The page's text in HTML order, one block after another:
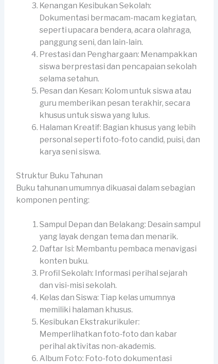
Kenangan Kesibukan Sekolah:
Dokumentasi bermacam-macam kegiatan,
seperti upacara bendera, acara olahraga,
panggung seni, dan lain-lain.
Prestasi dan Penghargaan: Menampakkan
siswa berprestasi dan pencapaian sekolah
selama setahun.
Pesan dan Kesan: Kolom untuk siswa atau
guru memberikan pesan terakhir, secara
khusus untuk siswa yang lulus.
Halaman Kreatif: Bagian khusus yang lebih
personal seperti foto-foto candid, puisi, dan
karya seni siswa.
Struktur Buku Tahunan
Buku tahunan umumnya dikuasai dalam sebagian
komponen penting:
Sampul Depan dan Belakang: Desain sampul
yang layak dengan tema dan menarik.
Daftar Isi: Membantu pembaca menavigasi
konten buku.
Profil Sekolah: Informasi perihal sejarah
dan visi-misi sekolah.
Kelas dan Siswa: Tiap kelas umumnya
memiliki halaman khusus.
Kesibukan Ekstrakurikuler:
Memperlihatkan foto-foto dan kabar
perihal aktivitas non-akademis.
Album Foto: Foto-foto dokumentasi